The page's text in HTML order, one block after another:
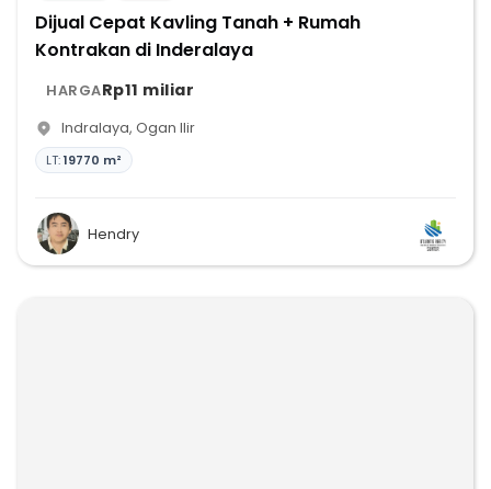
Dijual Cepat Kavling Tanah + Rumah
Kontrakan di Inderalaya
HARGARp11 miliar
Indralaya, Ogan Ilir
LT:19770 m²
Hendry